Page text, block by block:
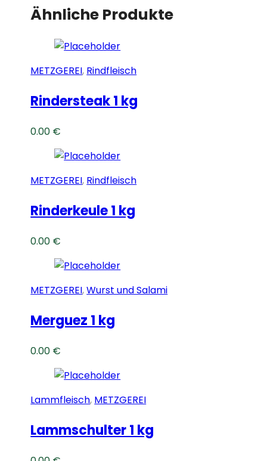
Ähnliche Produkte
METZGEREI, Rindfleisch
Rindersteak 1 kg
0.00 €
METZGEREI, Rindfleisch
Rinderkeule 1 kg
0.00 €
METZGEREI,Wurst und Salami
Merguez 1 kg
0.00 €
Lammfleisch, METZGEREI
Lammschulter 1 kg